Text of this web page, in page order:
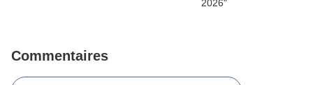
Commentaires